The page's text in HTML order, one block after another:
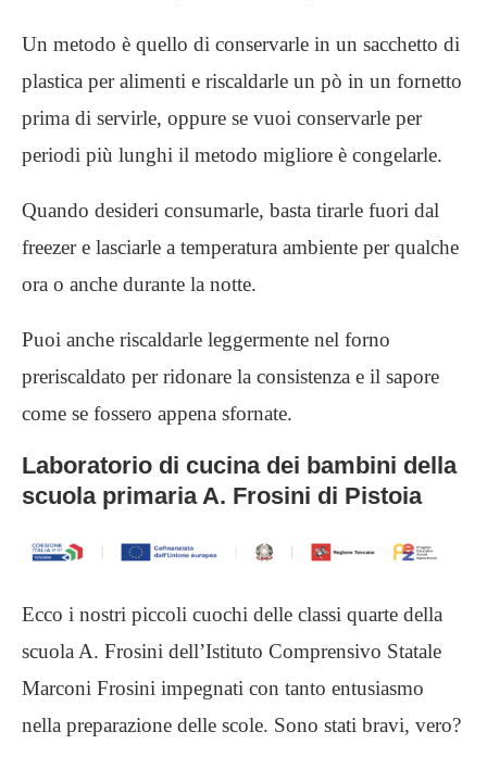
Un metodo è quello di conservarle in un sacchetto di
plastica per alimenti e riscaldarle un pò in un fornetto
prima di servirle, oppure se vuoi conservarle per
periodi più lunghi il metodo migliore è congelarle.
Quando desideri consumarle, basta tirarle fuori dal
freezer e lasciarle a temperatura ambiente per qualche
ora o anche durante la notte.
Puoi anche riscaldarle leggermente nel forno
preriscaldato per ridonare la consistenza e il sapore
come se fossero appena sfornate.
Laboratorio di cucina dei bambini della
scuola primaria A. Frosini di Pistoia
Ecco i nostri piccoli cuochi delle classi quarte della
scuola A. Frosini dell’Istituto Comprensivo Statale
Marconi Frosini impegnati con tanto entusiasmo
nella preparazione delle scole. Sono stati bravi, vero?